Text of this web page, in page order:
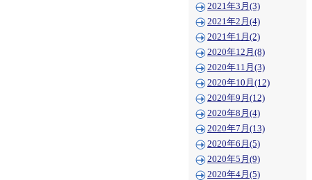
2021年3月(3)
2021年2月(4)
2021年1月(2)
2020年12月(8)
2020年11月(3)
2020年10月(12)
2020年9月(12)
2020年8月(4)
2020年7月(13)
2020年6月(5)
2020年5月(9)
2020年4月(5)